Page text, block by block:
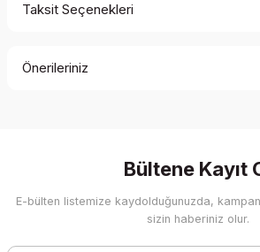
Taksit Seçenekleri
Önerileriniz
Görüş ve önerileriniz için teşekkür ederiz.
Ürün resmi kalitesiz, bozuk veya
Bültene Kayıt
E-bülten listemize kaydolduğunuzda,
sizin haberiniz olur.